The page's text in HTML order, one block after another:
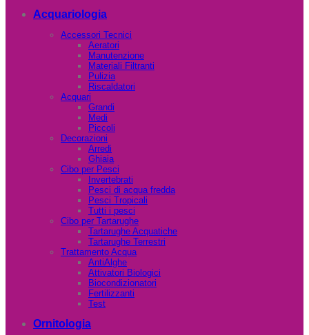
Acquariologia
Accessori Tecnici
Aeratori
Manutenzione
Materiali Filtranti
Pulizia
Riscaldatori
Acquari
Grandi
Medi
Piccoli
Decorazioni
Arredi
Ghiaia
Cibo per Pesci
Invertebrati
Pesci di acqua fredda
Pesci Tropicali
Tutti i pesci
Cibo per Tartarughe
Tartarughe Acquatiche
Tartarughe Terrestri
Trattamento Acqua
AntiAlghe
Attivatori Biologici
Biocondizionatori
Fertilizzanti
Test
Ornitologia